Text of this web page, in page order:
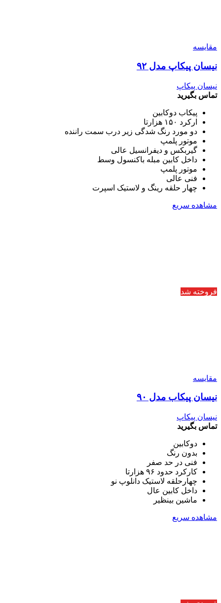
مقایسه
نیسان پیکاپ مدل ۹۲
نیسان پیکاپ
تماس بگیرید
پیکاب دوکابین
ارکرد ۱۵۰ هزارتا
دو مورد رنگ شدگی زیر درب سمت راننده
موتور پلمپ
گیربکس و دیفرانسیل عالی
داخل کابین مبله باکنسول وسط
موتور پلمپ
فنی عالی
چهار حلقه رینگ و لاستیک اسپرت
مشاهده سریع
فروخته شد
مقایسه
نیسان پیکاب مدل ۹۰
نیسان پیکاپ
تماس بگیرید
دوکابین
بدون رنگ
فنی در حد صفر
کارکرد حدود ۹۶ هزارتا
چهارحلقه لاستیک دانلوپ نو
داخل کابین عال
ماشین بینظیر
مشاهده سریع